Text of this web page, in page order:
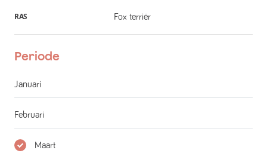
RAS Fox terriër
Periode
Januari
Februari
Maart